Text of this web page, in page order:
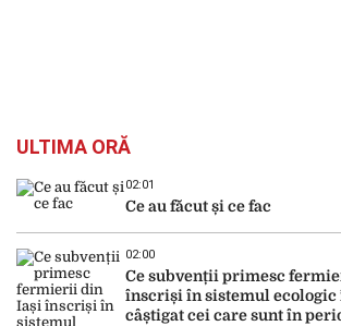
ULTIMA ORĂ
02:01
Ce au făcut și ce fac
02:00
Ce subvenții primesc
înscriși în sistemul ecologic
câștigat cei care sunt în